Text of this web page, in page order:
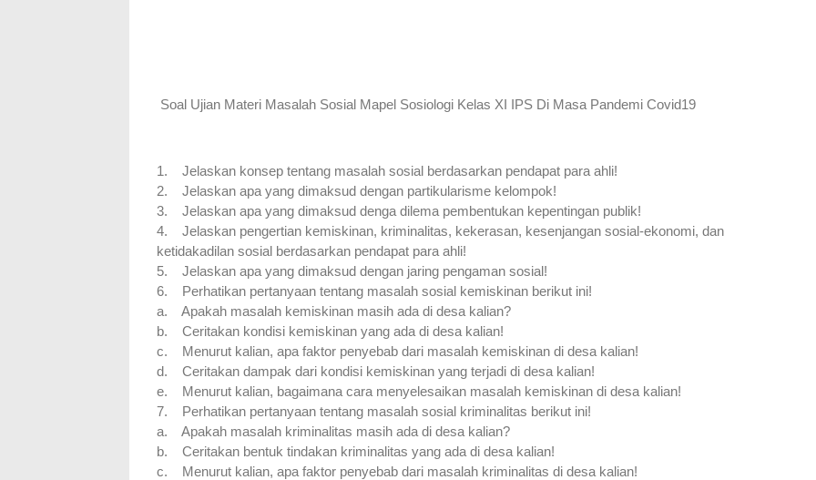
Soal Ujian Materi Masalah Sosial Mapel Sosiologi Kelas XI IPS Di Masa Pandemi Covid19
1.
Jelaskan konsep tentang masalah sosial berdasarkan pendapat para ahli!
2.
Jelaskan apa yang dimaksud dengan partikularisme kelompok!
3.
Jelaskan apa yang dimaksud denga dilema pembentukan kepentingan publik!
4.
Jelaskan pengertian kemiskinan, kriminalitas, kekerasan, kesenjangan sosial-ekonomi, dan
ketidakadilan sosial berdasarkan pendapat para ahli!
5.
Jelaskan apa yang dimaksud dengan jaring pengaman sosial!
6.
Perhatikan pertanyaan tentang masalah sosial kemiskinan berikut ini!
a.
Apakah masalah kemiskinan masih ada di desa kalian?
b.
Ceritakan kondisi kemiskinan yang ada di desa kalian!
c.
Menurut kalian, apa faktor penyebab dari masalah kemiskinan di desa kalian!
d.
Ceritakan dampak dari kondisi kemiskinan yang terjadi di desa kalian!
e.
Menurut kalian, bagaimana cara menyelesaikan masalah kemiskinan di desa kalian!
7.
Perhatikan pertanyaan tentang masalah sosial kriminalitas berikut ini!
a.
Apakah masalah kriminalitas masih ada di desa kalian?
b.
Ceritakan bentuk tindakan kriminalitas yang ada di desa kalian!
c.
Menurut kalian, apa faktor penyebab dari masalah kriminalitas di desa kalian!